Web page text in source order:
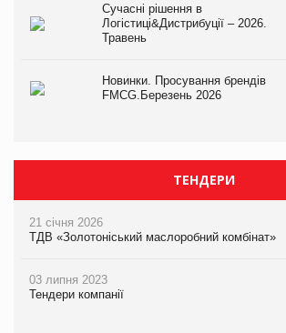
Сучасні рішення в
Логістиці&Дистрибуції – 2026.
Травень
Новинки. Просування брендів
FMCG.Березень 2026
ТЕНДЕРИ
21 січня 2026
ТДВ «Золотоніський маслоробний комбінат»
03 липня 2023
Тендери компанії